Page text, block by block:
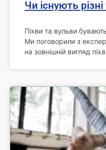
Чи існують
Піхви та вульви
Ми поговорили з
на зовнішній вигляд